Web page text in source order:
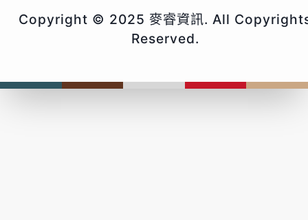
Copyright © 2025 麥睿資訊. All
Reserved.